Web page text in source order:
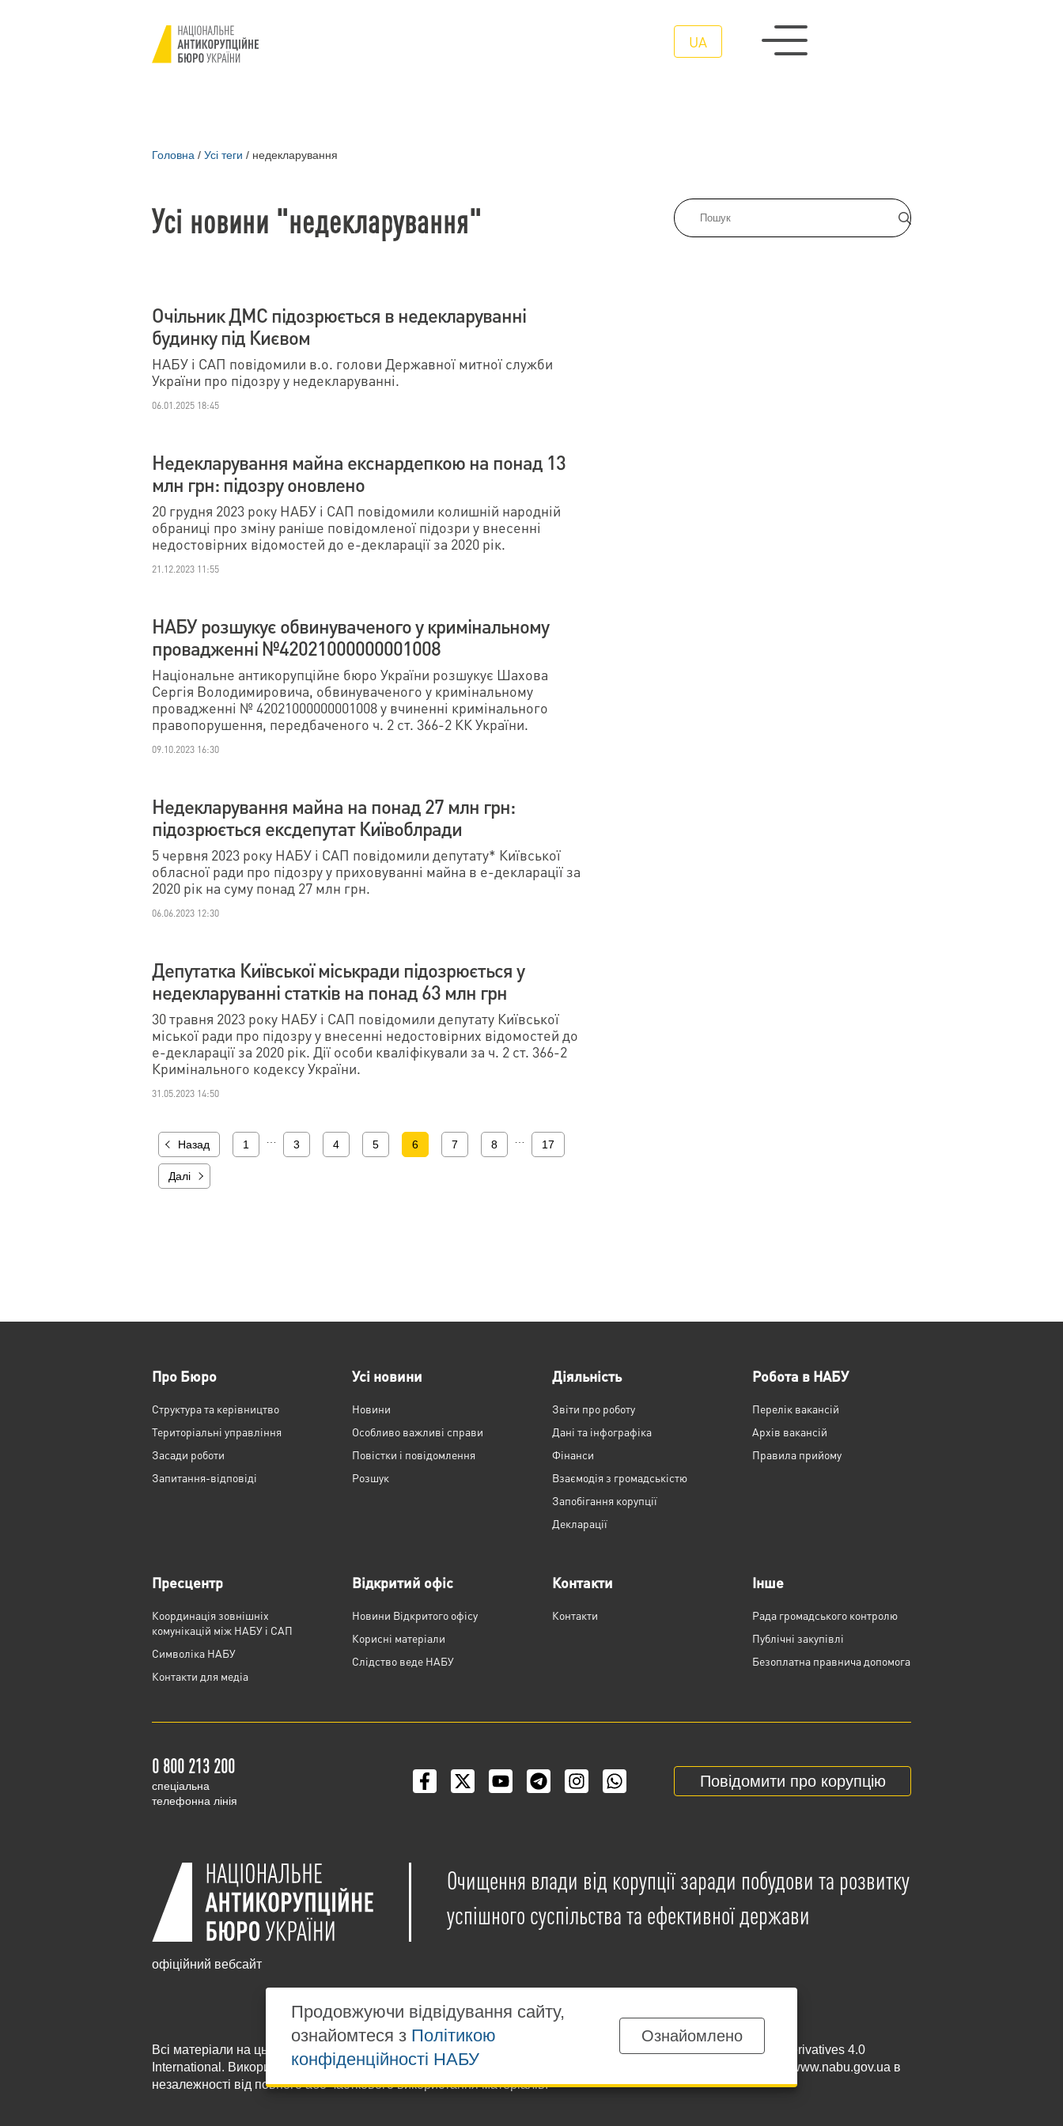
UA
Головна / Усі теги / недекларування
Усі новини "недекларування"
Очільник ДМС підозрюється в недекларуванні
будинку під Києвом
НАБУ і САП повідомили в.о. голови Державної митної служби
України про підозру у недекларуванні.
06.01.2025 18:45
Недекларування майна екснардепкою на понад 13
млн грн: підозру оновлено
20 грудня 2023 року НАБУ і САП повідомили колишній народній
обраниці про зміну раніше повідомленої підозри у внесенні
недостовірних відомостей до е-декларації за 2020 рік.
21.12.2023 11:55
НАБУ розшукує обвинуваченого у кримінальному
провадженні №42021000000001008
Національне антикорупційне бюро України розшукує Шахова
Сергія Володимировича, обвинуваченого у кримінальному
провадженні № 42021000000001008 у вчиненні кримінального
правопорушення, передбаченого ч. 2 ст. 366-2 КК України.
09.10.2023 16:30
Недекларування майна на понад 27 млн грн:
підозрюється ексдепутат Київоблради
5 червня 2023 року НАБУ і САП повідомили депутату* Київської
обласної ради про підозру у приховуванні майна в е-декларації за
2020 рік на суму понад 27 млн грн.
06.06.2023 12:30
Депутатка Київської міськради підозрюється у
недекларуванні статків на понад 63 млн грн
30 травня 2023 року НАБУ і САП повідомили депутату Київської
міської ради про підозру у внесенні недостовірних відомостей до
е-декларації за 2020 рік. Дії особи кваліфікували за ч. 2 ст. 366-2
Кримінального кодексу України.
31.05.2023 14:50
Назад 1 3 4 5 6 7 8 17
Далі
Про Бюро
Структура та керівництво
Територіальні управління
Засади роботи
Запитання-відповіді
Усі новини
Новини
Особливо важливі справи
Повістки і повідомлення
Розшук
Діяльність
Звіти про роботу
Дані та інфографіка
Фінанси
Взаємодія з громадськістю
Запобігання корупції
Декларації
Робота в НАБУ
Перелік вакансій
Архів вакансій
Правила прийому
Пресцентр
Координація зовнішніх
комунікацій між НАБУ і САП
Cимволіка НАБУ
Контакти для медіа
Відкритий офіс
Новини Відкритого офісу
Корисні матеріали
Слідство веде НАБУ
Контакти
Контакти
Інше
Рада громадського контролю
Публічні закупівлі
Безоплатна правнича допомога
0 800 213 200
cпеціальна
телефонна лінія
Повідомити про корупцію
офіційний вебсайт
Очищення влади від корупції заради побудови та розвитку
успішного суспільства та ефективної держави
Всі матеріали на цьому сайті розміщені на умовах ліцензії
Creative Commons Attribution-NonCommercial-NoDerivatives 4.0
International . Використання будь-яких матеріалів, розміщених на сайті, дозволяється за умови посилання на www.nabu.gov.ua в
незалежності від повного або часткового використання матеріалів.
Продовжуючи відвідування сайту,
ознайомтеся з Політикою
конфіденційності НАБУ
Ознайомлено